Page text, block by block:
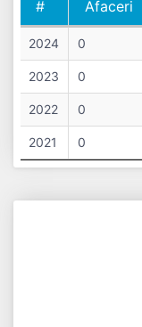
#
Afaceri
#
Afaceri
2024 0
2023 0
2022 0
2021 0